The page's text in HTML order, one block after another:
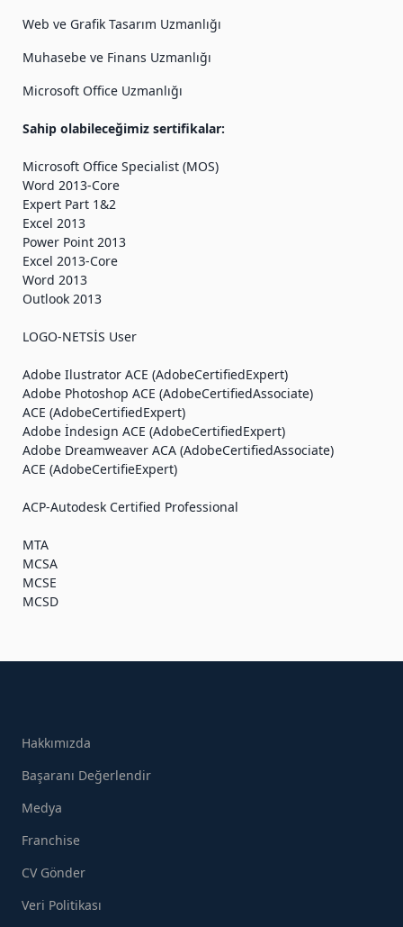
KVKK Danışmanlığı
Sınıf Kiralama
Medya
Portfolyo
Basında Biz
Referanslarımız
olabiliriz?
Web ve Grafik Tasarım Uzmanlığı
Muhasebe ve Finans Uzmanlığı
Microsoft Office Uzmanlığı
Sahip olabileceğimiz sertifikalar:
Microsoft Office Specialist (MOS)
Word 2013-Core
Expert Part 1&2
Excel 2013
Power Point 2013
Excel 2013-Core
Word 2013
Outlook 2013
LOGO-NETSİS User
Adobe Ilustrator ACE (AdobeCertifiedExpert)
Adobe Photoshop ACE (AdobeCertifiedAssociate)
ACE (AdobeCertifiedExpert)
Adobe İndesign ACE (AdobeCertifiedExpert)
Adobe Dreamweaver ACA (AdobeCertifiedAssociate)
ACE (AdobeCertifieExpert)
ACP-Autodesk Certified Professional
MTA
MCSA
MCSE
MCSD
Hakkımızda
Başaranı Değerlendir
Medya
Franchise
CV Gönder
Veri Politikası